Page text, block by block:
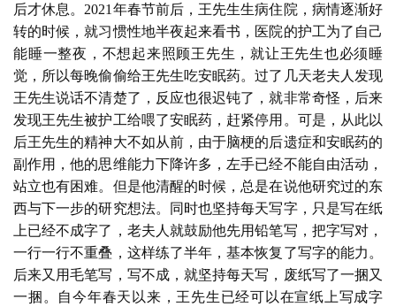
后才休息。 2021 年春节前后，王先生生病住院，病情逐渐好
转的时候，就习惯性地半夜起来看书，医院的护工为了自己
能睡一整夜，不想起来照顾王先生，就让王先生也必须睡
觉，所以每晚偷偷给王先生吃安眠药。过了几天老夫人发现
王先生说话不清楚了，反应也很迟钝了，就非常奇怪，后来
发现王先生被护工给喂了安眠药，赶紧停用。可是，从此以
后王先生的精神大不如从前，由于脑梗的后遗症和安眠药的
副作用，他的思维能力下降许多，左手已经不能自由活动，
站立也有困难。但是他清醒的时候，总是在说他研究过的东
西与下一步的研究想法。同时也坚持每天写字，只是写在纸
上已经不成字了，老夫人就鼓励他先用铅笔写，把字写对，
一行一行不重叠，这样练了半年，基本恢复了写字的能力。
后来又用毛笔写，写不成，就坚持每天写，废纸写了一捆又
一捆。自今年春天以来，王先生已经可以在宣纸上写成字